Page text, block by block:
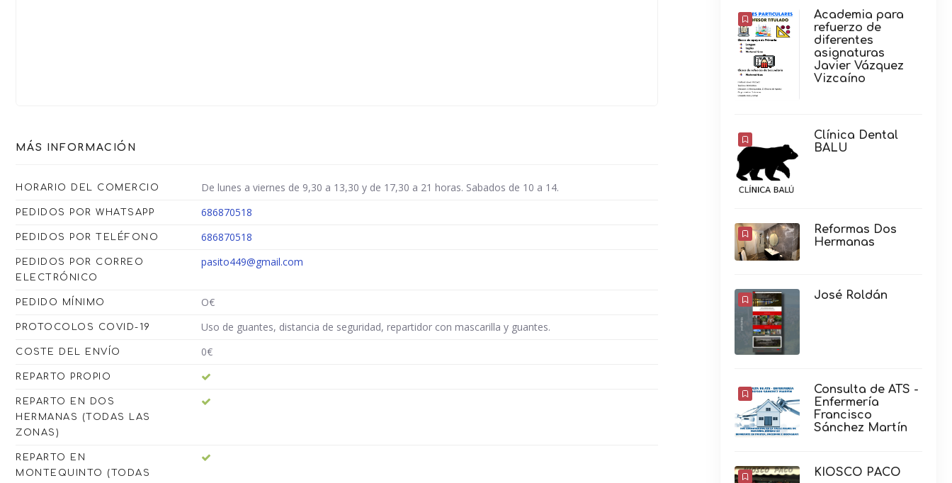
MÁS INFORMACIÓN
HORARIO DEL COMERCIO De lunes a viernes de 9,30 a 13,30 y de 17,30 a 21 horas. Sabados de 10 a 14.
PEDIDOS POR WHATSAPP 686870518
PEDIDOS POR TELÉFONO 686870518
PEDIDOS POR CORREO
ELECTRÓNICO
pasito449@gmail.com
PEDIDO MÍNIMO O€
PROTOCOLOS COVID-19 Uso de guantes, distancia de seguridad, repartidor con mascarilla y guantes.
COSTE DEL ENVÍO 0€
REPARTO PROPIO
REPARTO EN DOS
HERMANAS (TODAS LAS
ZONAS)
REPARTO EN
MONTEQUINTO (TODAS
Academia para
refuerzo de
diferentes
asignaturas
Javier Vázquez
Vizcaíno
Clínica Dental
BALU
Reformas Dos
Hermanas
José Roldán
Consulta de ATS -
Enfermería
Francisco
Sánchez Martín
KIOSCO PACO